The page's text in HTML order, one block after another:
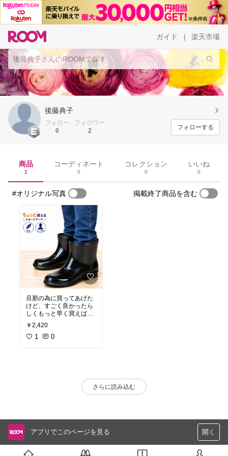
ガイド 楽天市場
後藤典子
フォロー
0
フォロワー
2
フォローする
商品
1
コーディネート
0
コレクション
0
いいね
0
#オリジナル写真 掲載終了商品を含む
旦那の為に買ってあげた
けど、すごく良かったら
しくもっと早く買えばよ
かったなぁと。居酒屋で
調理師として働いてるの
ですがおかげさまで毎日
￥2,420
1 0
さらに読み込む
アプリでこのページを見る 開く